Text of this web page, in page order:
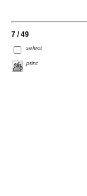
7 / 49
select
print